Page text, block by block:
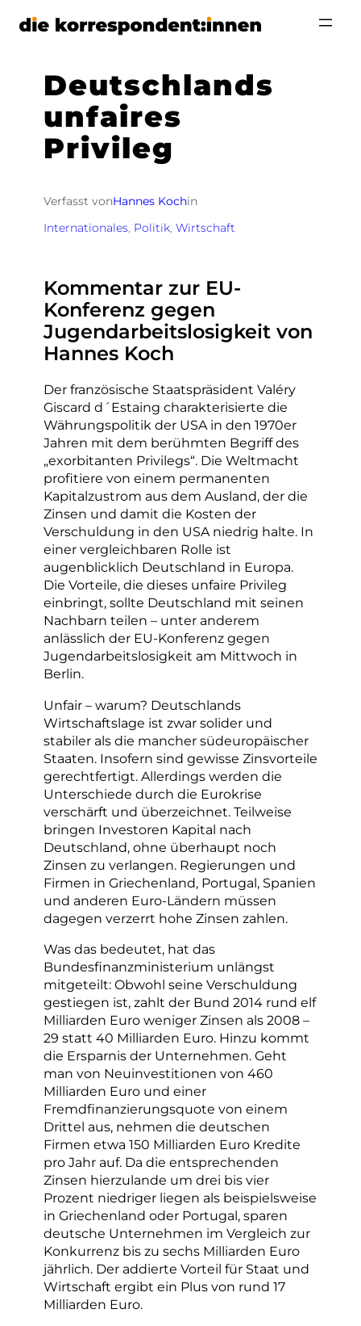
Zum
Deutschlands
unfaires
Privileg
Verfasst vonHannes Kochin
Internationales, Politik, Wirtschaft
Kommentar zur EU-
Konferenz gegen
Jugendarbeitslosigkeit von
Hannes Koch
Der französische Staatspräsident Valéry
Giscard d´Estaing charakterisierte die
Währungspolitik der USA in den 1970er
Jahren mit dem berühmten Begriff des
„exorbitanten Privilegs“. Die Weltmacht
profitiere von einem permanenten
Kapitalzustrom aus dem Ausland, der die
Zinsen und damit die Kosten der
Verschuldung in den USA niedrig halte. In
einer vergleichbaren Rolle ist
augenblicklich Deutschland in Europa.
Die Vorteile, die dieses unfaire Privileg
einbringt, sollte Deutschland mit seinen
Nachbarn teilen – unter anderem
anlässlich der EU-Konferenz gegen
Jugendarbeitslosigkeit am Mittwoch in
Berlin.
Unfair – warum? Deutschlands
Wirtschaftslage ist zwar solider und
stabiler als die mancher südeuropäischer
Staaten. Insofern sind gewisse Zinsvorteile
gerechtfertigt. Allerdings werden die
Unterschiede durch die Eurokrise
verschärft und überzeichnet. Teilweise
bringen Investoren Kapital nach
Deutschland, ohne überhaupt noch
Zinsen zu verlangen. Regierungen und
Firmen in Griechenland, Portugal, Spanien
und anderen Euro-Ländern müssen
dagegen verzerrt hohe Zinsen zahlen.
Was das bedeutet, hat das
Bundesfinanzministerium unlängst
mitgeteilt: Obwohl seine Verschuldung
gestiegen ist, zahlt der Bund 2014 rund elf
Milliarden Euro weniger Zinsen als 2008 –
29 statt 40 Milliarden Euro. Hinzu kommt
die Ersparnis der Unternehmen. Geht
man von Neuinvestitionen von 460
Milliarden Euro und einer
Fremdfinanzierungsquote von einem
Drittel aus, nehmen die deutschen
Firmen etwa 150 Milliarden Euro Kredite
pro Jahr auf. Da die entsprechenden
Zinsen hierzulande um drei bis vier
Prozent niedriger liegen als beispielsweise
in Griechenland oder Portugal, sparen
deutsche Unternehmen im Vergleich zur
Konkurrenz bis zu sechs Milliarden Euro
jährlich. Der addierte Vorteil für Staat und
Wirtschaft ergibt ein Plus von rund 17
Milliarden Euro.